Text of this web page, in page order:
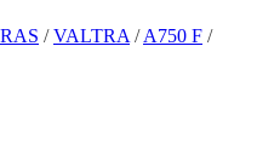
/VALTRA/A750 F /